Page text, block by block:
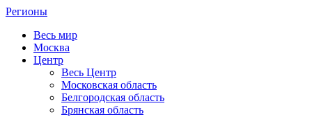
Регионы
Весь мир
Москва
Центр
Весь Центр
Московская область
Белгородская область
Брянская область